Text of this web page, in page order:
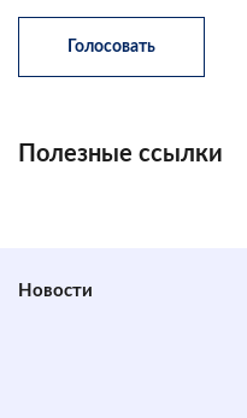
Полезные ссылки
Новости